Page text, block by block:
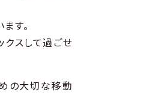
す。
クスして過ごせ
の大切な移動